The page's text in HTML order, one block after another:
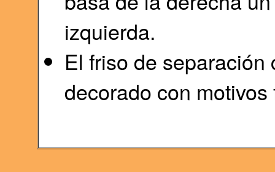
izquierda.
El friso de
decorado con motivos